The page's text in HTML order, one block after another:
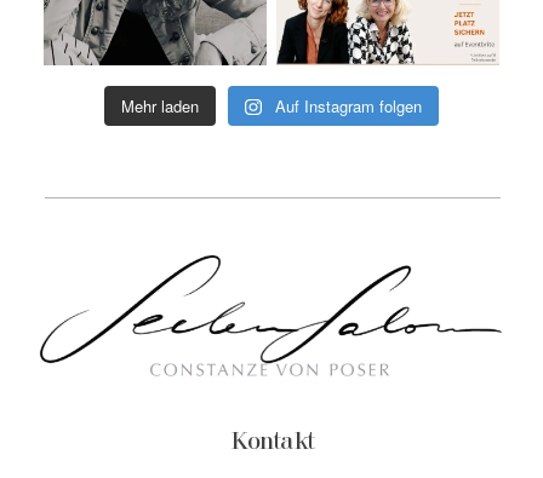
Mehr laden Auf Instagram folgen
Kontakt